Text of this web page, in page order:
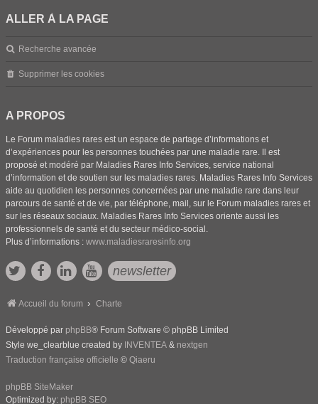
ALLER À LA PAGE
Recherche avancée
Supprimer les cookies
A PROPOS
Le Forum maladies rares est un espace de partage d’informations et
d’expériences pour les personnes touchées par une maladie rare. Il est
proposé et modéré par Maladies Rares Info Services, service national
d’information et de soutien sur les maladies rares. Maladies Rares Info Services
aide au quotidien les personnes concernées par une maladie rare dans leur
parcours de santé et de vie, par téléphone, mail, sur le Forum maladies rares et
sur les réseaux sociaux. Maladies Rares Info Services oriente aussi les
professionnels de santé et du secteur médico-social.
Plus d’informations : www.maladiesraresinfo.org
newsletter
Accueil du forum Charte
Développé par phpBB® Forum Software © phpBB Limited
Style we_clearblue created by INVENTEA & nextgen
Traduction française officielle © Qiaeru
phpBB SiteMaker
Optimized by: phpBB SEO